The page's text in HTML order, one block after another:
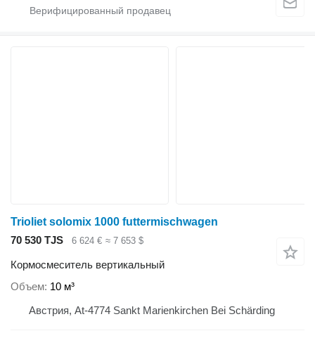
Trioliet solomix 1000 futtermischwagen
70 530 TJS
6 624 € ≈ 7 653 $
Кормосмеситель вертикальный
Объем 10 м³
Австрия, At-4774 Sankt Marienkirchen Bei Schärding